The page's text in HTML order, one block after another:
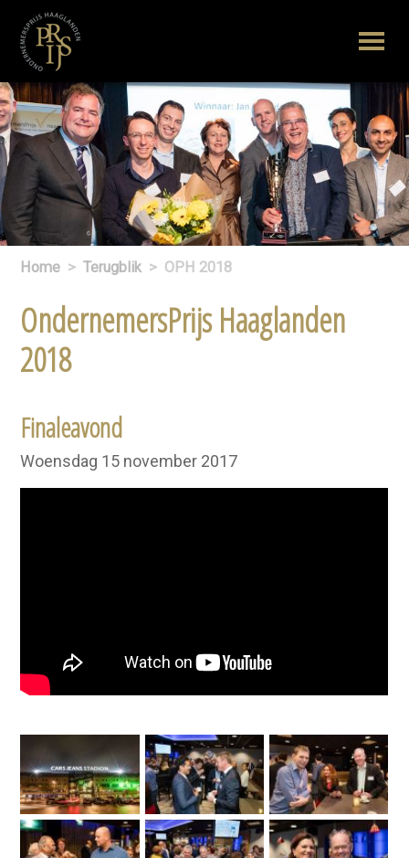
Home > Terugblik > OPH 2018
OndernemersPrijs Haaglanden
2018
Finaleavond
Woensdag 15 november 2017